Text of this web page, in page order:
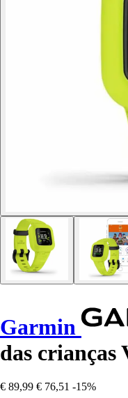
Garmin
das
€ 89,99 € 76,51 -15%